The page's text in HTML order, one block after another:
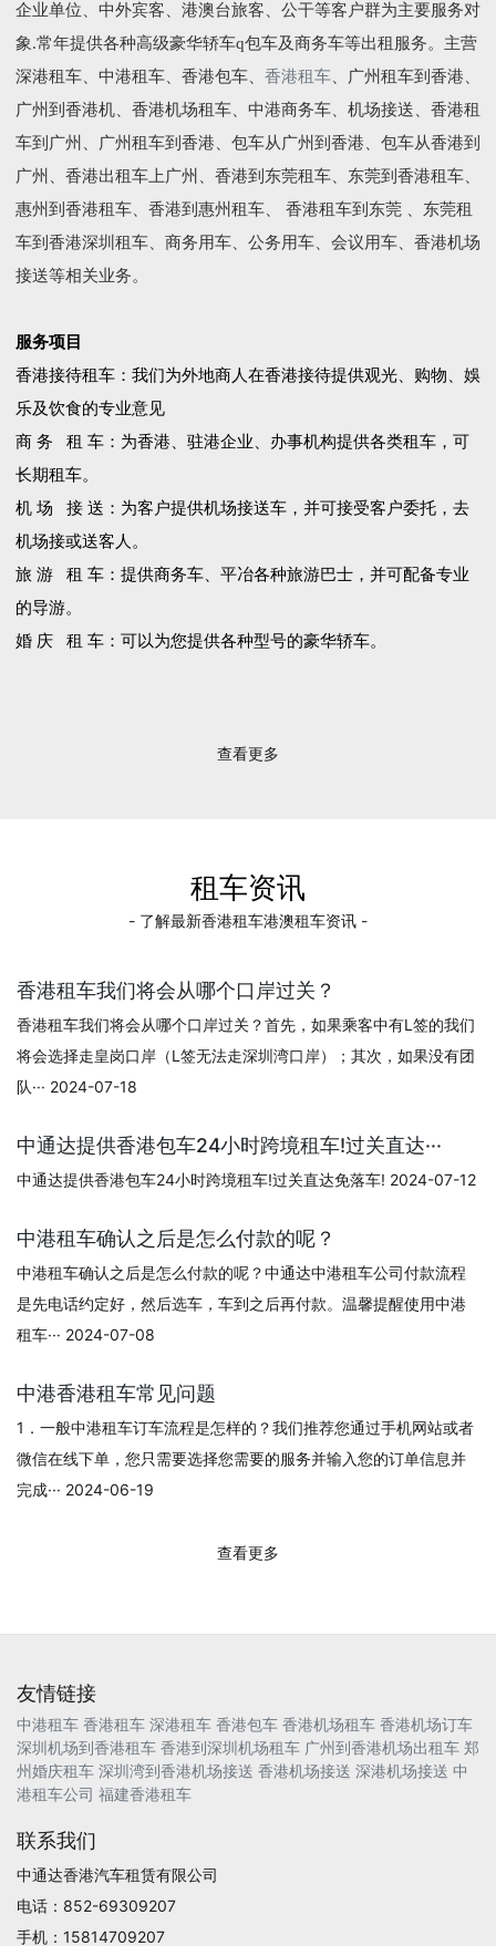
企业单位、中外宾客、港澳台旅客、公干等客户群为主要服务对
象.常年提供各种高级豪华轿车q包车及商务车等出租服务。主营
深港租车、中港租车、香港包车、 香港租车、广州租车到香港、
广州到香港机、香港机场租车、中港商务车、机场接送、香港租
车到广州、广州租车到香港、包车从广州到香港、包车从香港到
广州、香港出租车上广州、香港到东莞租车、东莞到香港租车、
惠州到香港租车、香港到惠州租车、 香港租车到东莞 、东莞租
车到香港深圳租车、商务用车、公务用车、会议用车、香港机场
接送等相关业务。
服务项目
香港接待租车：我们为外地商人在香港接待提供观光、购物、娛
乐及饮食的专业意见
商 务 租 车：为香港、驻港企业、办事机构提供各类租车，可
长期租车。
机 场 接 送：为客户提供机场接送车，并可接受客户委托，去
机场接或送客人。
旅 游 租 车：提供商务车、平冶各种旅游巴士，并可配备专业
的导游。
婚 庆 租 车：可以为您提供各种型号的豪华轿车。
查看更多
租车资讯
- 了解最新香港租车港澳租车资讯 -
香港租车我们将会从哪个口岸过关？
香港租车我们将会从哪个口岸过关？首先，如果乘客中有L签的我们
将会选择走皇岗口岸（L签无法走深圳湾口岸）；其次，如果没有团
队··· 2024-07-18
中通达提供香港包车24小时跨境租车!过关直达···
中通达提供香港包车24小时跨境租车!过关直达免落车! 2024-07-12
中港租车确认之后是怎么付款的呢？
中港租车确认之后是怎么付款的呢？中通达中港租车公司付款流程
是先电话约定好，然后选车，车到之后再付款。温馨提醒使用中港
租车··· 2024-07-08
中港香港租车常见问题
1．一般中港租车订车流程是怎样的？我们推荐您通过手机网站或者
微信在线下单，您只需要选择您需要的服务并输入您的订单信息并
完成··· 2024-06-19
查看更多
友情链接
中港租车 香港租车 深港租车 香港包车 香港机场租车 香港机场订车
深圳机场到香港租车 香港到深圳机场租车 广州到香港机场出租车 郑
州婚庆租车 深圳湾到香港机场接送 香港机场接送 深港机场接送 中
港租车公司 福建香港租车
联系我们
中通达香港汽车租赁有限公司
电话：852-69309207
手机：15814709207